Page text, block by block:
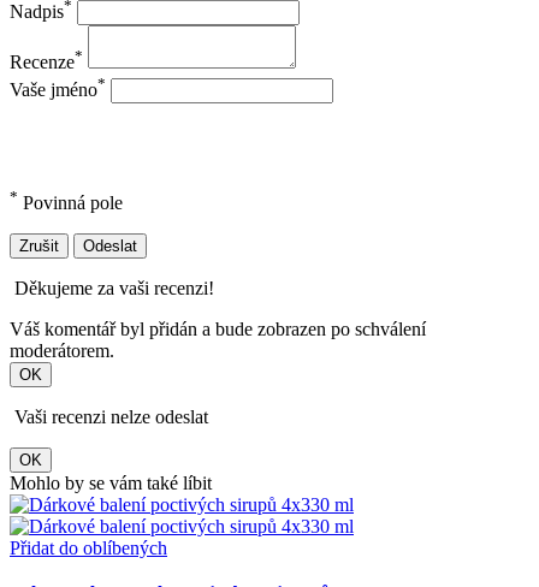
Nadpis*
Recenze*
Vaše jméno*
* Povinná pole
Zrušit Odeslat
Děkujeme za vaši recenzi!
Váš komentář byl přidán a bude zobrazen po schválení
moderátorem.
OK
Vaši recenzi nelze odeslat
OK
Mohlo by se vám také líbit
Přidat do oblíbených